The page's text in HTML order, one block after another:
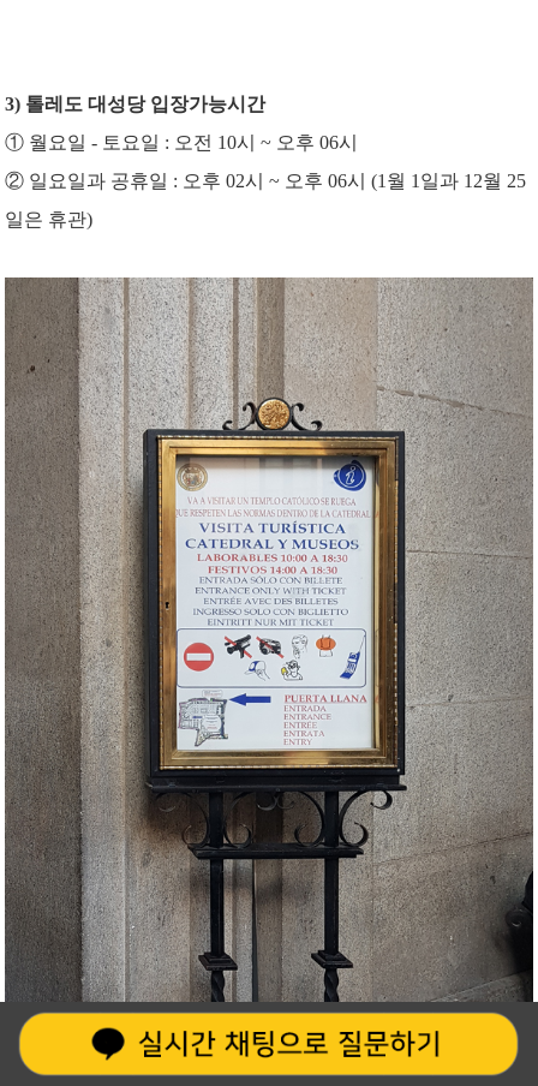
3) 톨레도 대성당 입장가능시간
① 월요일 - 토요일 : 오전 10시 ~ 오후 06시
② 일요일과 공휴일 : 오후 02시 ~ 오후 06시 (1월 1일과 12월 25
일은 휴관)